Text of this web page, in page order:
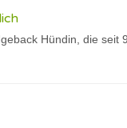
Hündin, die seit